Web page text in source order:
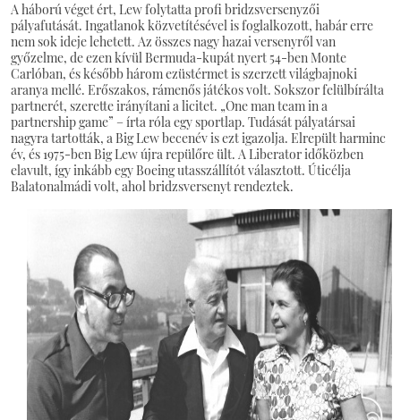
A háború véget ért, Lew folytatta profi bridzsversenyzői
pályafutását. Ingatlanok közvetítésével is foglalkozott, habár erre
nem sok ideje lehetett. Az összes nagy hazai versenyről van
győzelme, de ezen kívül Bermuda-kupát nyert 54-ben Monte
Carlóban, és később három ezüstérmet is szerzett világbajnoki
aranya mellé. Erőszakos, rámenős játékos volt. Sokszor felülbírálta
partnerét, szerette irányítani a licitet. „One man team in a
partnership game” – írta róla egy sportlap. Tudását pályatársai
nagyra tartották, a Big Lew becenév is ezt igazolja. Elrepült harminc
év, és 1975-ben Big Lew újra repülőre ült. A Liberator időközben
elavult, így inkább egy Boeing utasszállítót választott. Úticélja
Balatonalmádi volt, ahol bridzsversenyt rendeztek.